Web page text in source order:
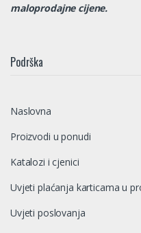
maloprodajne cijene.
Podrška
Naslovna
Proizvodi u ponudi
Katalozi i cjenici
Uvjeti plaćanja karticama u
Uvjeti poslovanja